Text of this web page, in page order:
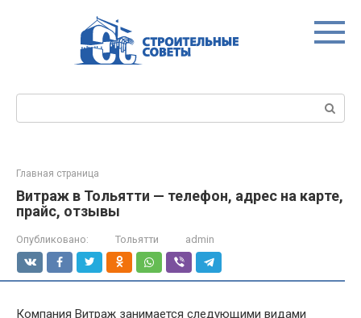
Главная страница
Витраж в Тольятти — телефон, адрес на карте,
прайс, отзывы
Опубликовано: Тольятти admin
Компания Витраж занимается следующими видами